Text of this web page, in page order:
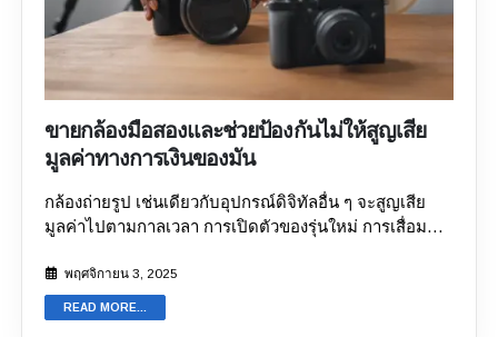
เชื่อถือ เมื่อคุณค้นหาแพลตฟอร์มรับซื้อกล้องมือสองทาง
ออนไลน์ คุณจะพบผลลัพธ์มากมาย แต่คำถามแรกที่มักจะ
เกิดขึ้นคือ “สามารถเชื่อถือแพลตฟอร์มเหล่านี้ได้หรือไม่?”
นี่คือสิ่งที่ควรพิจารณาก่อนที่คุณจะลงขายกล้องของคุณ
สำหรับเจ้าของ ดังนั้น คุณควรพิจารณาจุดต่อไปนี้ก่อน
เลือกแพลตฟอร์มขายกล้องมือสอง: 1. ติดต่อฝ่ายบริการ
ให้ข้อมูลครบถ้วนเป็นสัญญาณของแพลตฟอร์มออนไลน์ที่
เชื่อถือได้ ดังนั้น ควรติดต่อฝ่ายบริการลูกค้าก่อนลง
เกี่ยวกับขั้นตอนการให้บริการ เพื่อยืนยันว่าข้อมูลบน
เว็บไซต์ตรงกับความเป็นจริง คุณสามารถได้รับคำตอบ
ขายกล้องมือสองและช่วยป้องกันไม่ให้สูญเสีย
มูลค่าทางการเงินของมัน
กล้องถ่ายรูป เช่นเดียวกับอุปกรณ์ดิจิทัลอื่น ๆ จะสูญเสีย
มูลค่าไปตามกาลเวลา การเปิดตัวของรุ่นใหม่ การเสื่อม
ล้วนเป็นสาเหตุหลักของปัญหานี้ ดังนั้น ทางเลือกที่ดีที่สุด
คือการขายกล้องมือสองบนแพลตฟอร์มออนไลน์ วิธีนี้จะ
ช่วยให้คุณได้รับเงินสดอย่างรวดเร็วและได้มูลค่าที่ดีที่สุด
พฤศจิกายน 3, 2025
READ MORE...